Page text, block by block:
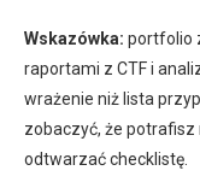
Wskazówka: portfolio
raportami z CTF i
wrażenie niż lista
zobaczyć, że potrafisz
odtwarzać checklistę.